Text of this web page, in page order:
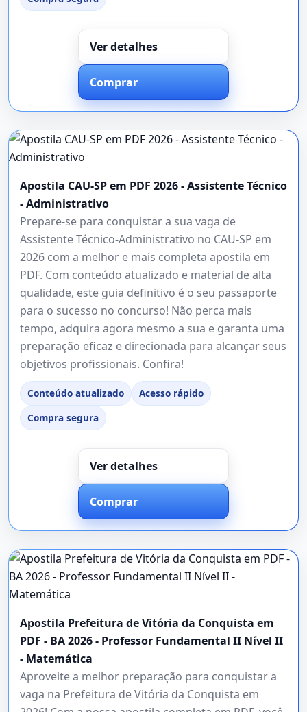
Ver detalhes
Comprar
Apostila CAU-SP em PDF 2026 - Assistente Técnico
- Administrativo
Prepare-se para conquistar a sua vaga de
Assistente Técnico-Administrativo no CAU-SP em
2026 com a melhor e mais completa apostila em
PDF. Com conteúdo atualizado e material de alta
qualidade, este guia definitivo é o seu passaporte
para o sucesso no concurso! Não perca mais
tempo, adquira agora mesmo a sua e garanta uma
preparação eficaz e direcionada para alcançar seus
objetivos profissionais. Confira!
Conteúdo atualizado
Acesso rápido
Compra segura
Ver detalhes
Comprar
Apostila Prefeitura de Vitória da Conquista em
PDF - BA 2026 - Professor Fundamental II Nível II
- Matemática
Aproveite a melhor preparação para conquistar a
vaga na Prefeitura de Vitória da Conquista em